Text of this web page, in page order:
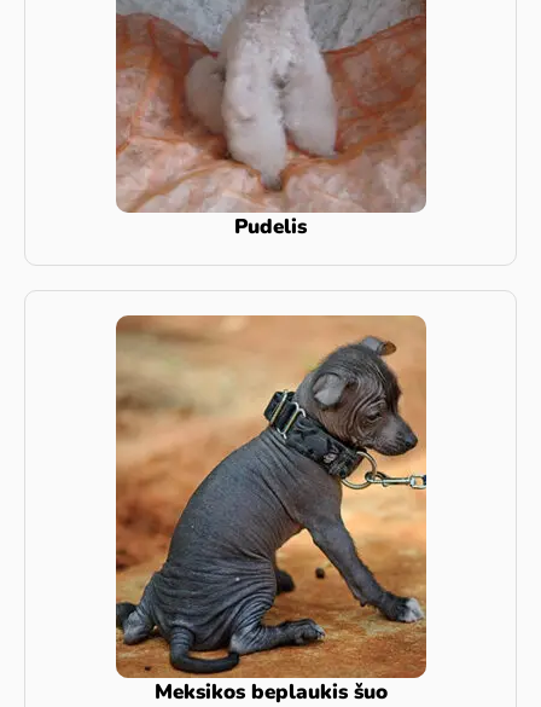
Pudelis
Meksikos beplaukis šuo